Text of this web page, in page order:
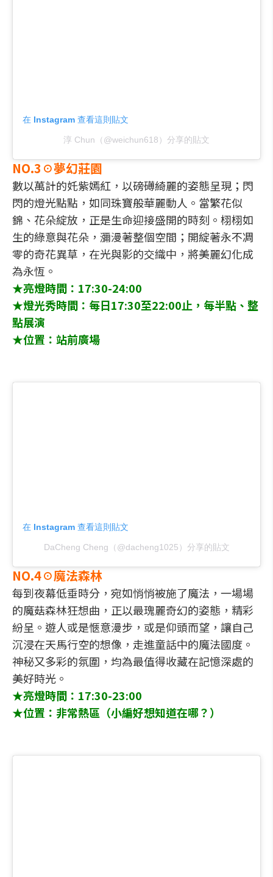
在 Instagram 查看這則貼文
淳 Chun（@weichun618）分享的貼文
NO.3☉夢幻莊園
數以萬計的奼紫嫣紅，以磅礡綺麗的姿態呈現；閃
閃的燈光點點，如同珠寶般華麗動人。當繁花似
錦、花朵綻放，正是生命迎接盛開的時刻。栩栩如
生的綠意與花朵，瀰漫著整個空間；開綻著永不凋
零的奇花異草，在光與影的交織中，將美麗幻化成
為永恆。
★亮燈時間：17:30-24:00
★燈光秀時間：每日17:30至22:00止，每半點、整
點展演
★位置：站前廣場
在 Instagram 查看這則貼文
DaCheng Cheng（@dacheng1025）分享的貼文
NO.4☉魔法森林
每到夜幕低垂時分，宛如悄悄被施了魔法，一場場
的魔菇森林狂想曲，正以最瑰麗奇幻的姿態，精彩
紛呈。遊人或是愜意漫步，或是仰頭而望，讓自己
沉浸在天馬行空的想像，走進童話中的魔法國度。
神秘又多彩的氛圍，均為最值得收藏在記憶深處的
美好時光。
★亮燈時間：17:30-23:00
★位置：非常熱區（小編好想知道在哪？）